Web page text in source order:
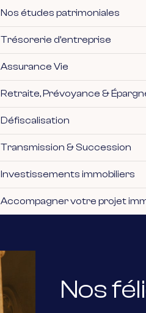
Nos études patrimoniales
Trésorerie d’entreprise
Assurance Vie
Retraite, Prévoyance &
Défiscalisation
Transmission & Succession
Investissements immobiliers
Accompagner votre projet
Nos